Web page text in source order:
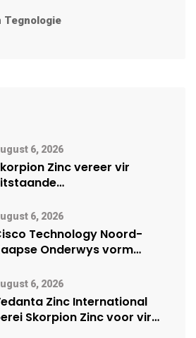
Tegnologie
6, 2026
Zinc vereer vir
Mynbou Ekspo
6, 2026
Technology Noord-
Onderwys vorm
6, 2026
Zinc International
Skorpion Zinc voor vir